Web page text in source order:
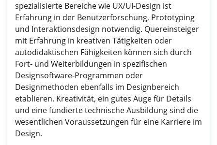
spezialisierte Bereiche wie UX/UI-Design ist
Erfahrung in der Benutzerforschung, Prototyping
und Interaktionsdesign notwendig. Quereinsteiger
mit Erfahrung in kreativen Tätigkeiten oder
autodidaktischen Fähigkeiten können sich durch
Fort- und Weiterbildungen in spezifischen
Designsoftware-Programmen oder
Designmethoden ebenfalls im Designbereich
etablieren. Kreativität, ein gutes Auge für Details
und eine fundierte technische Ausbildung sind die
wesentlichen Voraussetzungen für eine Karriere im
Design.